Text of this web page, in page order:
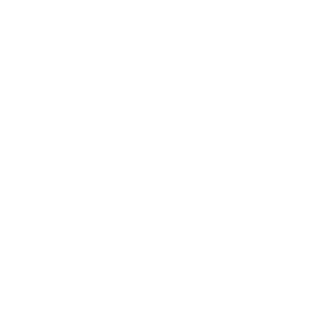
und Baloise
Zusammenhang mit der
werden.